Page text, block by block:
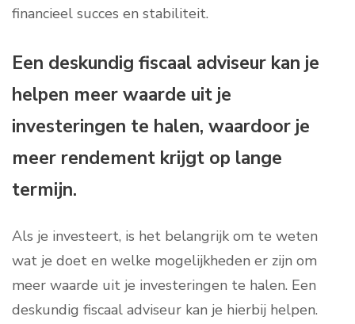
financieel succes en stabiliteit.
Een deskundig fiscaal adviseur kan je
helpen meer waarde uit je
investeringen te halen, waardoor je
meer rendement krijgt op lange
termijn.
Als je investeert, is het belangrijk om te weten
wat je doet en welke mogelijkheden er zijn om
meer waarde uit je investeringen te halen. Een
deskundig fiscaal adviseur kan je hierbij helpen.